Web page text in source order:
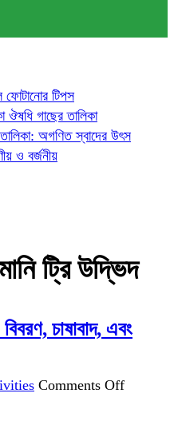
ফোটানোর টিপস
ঔষধি গাছের তালিকা
অগণিত স্বাদের উৎস
ও বর্জনীয়
ট্রি উদ্ভিদ
চাষাবাদ, এবং
Comments Offon